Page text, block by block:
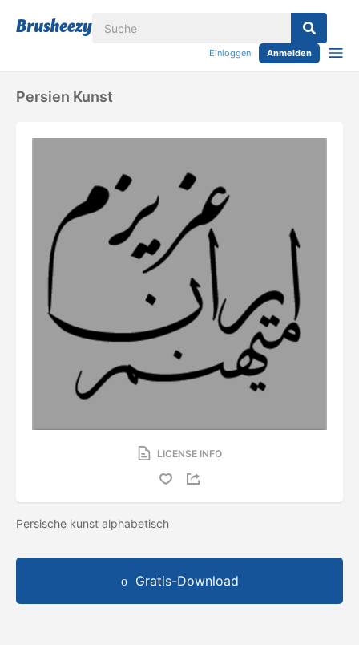
Einloggen Anmelden
Persien Kunst
LICENSE INFO
Persische kunst alphabetisch
Gratis-Download